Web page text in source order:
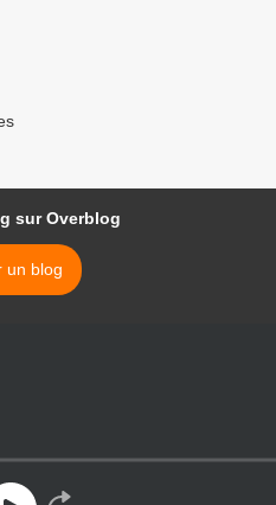
sur Overblog
un blog